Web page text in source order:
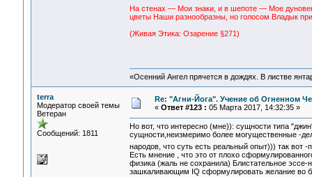
На стенах — Мои знаки, и в шепоте — Мое
цветы Наши разнообразны, но голосом Владык
(Живая Этика: Озарение §271)
«Осенний Ангел прячется в дождях. В листве
terra
Модератор своей темы
Ветеран
Сообщений: 1811
Re: "Агни-Йога". Учение об Огненном
« Ответ #123 : 05 Марта 2017, 14:32:35 »
Но вот, что интересно (мне)): сущности типа
сущности,неизмеримо более могущественные -
народов, что суть есть реальный опыт))) так вот
Есть мнение , что это от плохо
физика (жаль не сохранила) Блистательное
зашкаливающим IQ сформулировать желание во